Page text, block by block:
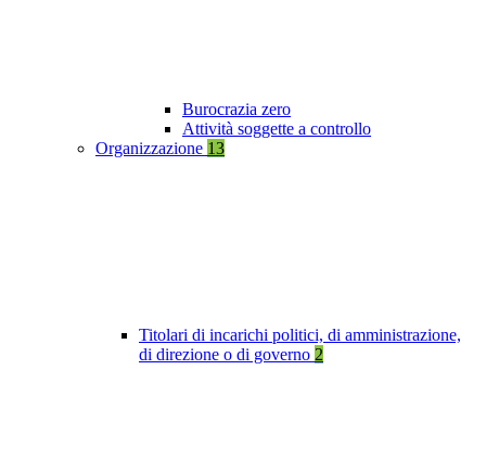
Burocrazia zero
Attività soggette a controllo
Organizzazione 13
Titolari di incarichi politici, di amministrazione,
di direzione o di governo 2